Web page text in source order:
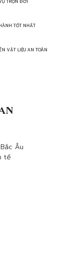
TỐT NHẤT
VẬT LIỆU AN TOÀN